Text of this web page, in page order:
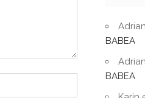
BABEA
BABEA